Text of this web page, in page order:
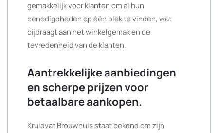
gemakkelijk voor klanten om al hun
benodigdheden op één plek te vinden, wat
bijdraagt aan het winkelgemak en de
tevredenheid van de klanten.
Aantrekkelijke aanbiedingen
en scherpe prijzen voor
betaalbare aankopen.
Kruidvat Brouwhuis staat bekend om zijn